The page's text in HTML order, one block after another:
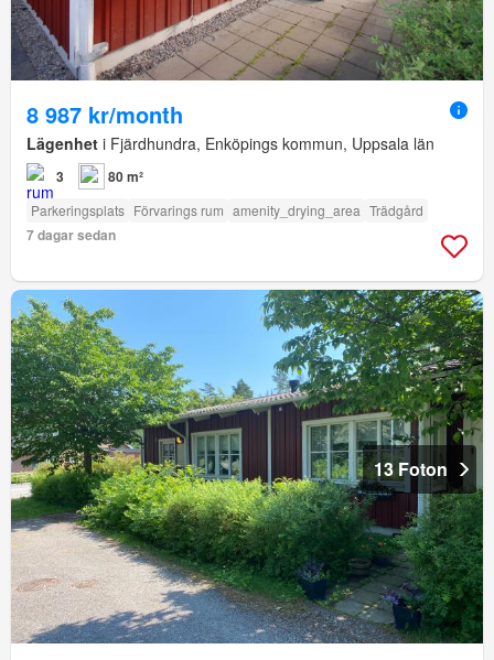
8 987 kr/month
Lägenhet i Fjärdhundra, Enköpings kommun, Uppsala län
3 80 m²
Parkeringsplats Förvarings rum amenity_drying_area Trädgård
7 dagar sedan
13 Foton